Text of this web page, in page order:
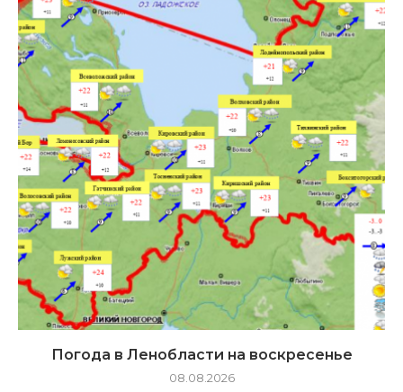
Погода в Ленобласти на воскресенье
08.08.2026